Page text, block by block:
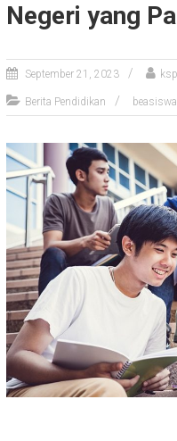
Negeri yang
September 21, 2023
Berita Pendidikan beasiswa